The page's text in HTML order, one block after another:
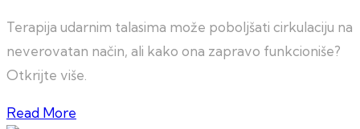
Terapija udarnim talasima može poboljšati cirkulaciju na
neverovatan način, ali kako ona zapravo funkcioniše?
Otkrijte više.
Read More